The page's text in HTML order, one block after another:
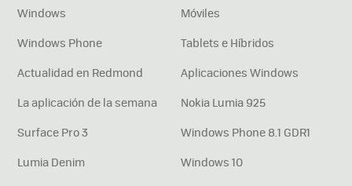
Windows
Móviles
Windows Phone
Tablets e Híbridos
Actualidad en Redmond
Aplicaciones Windows
La aplicación de la semana
Nokia Lumia 925
Surface Pro 3
Windows Phone 8.1 GDR1
Lumia Denim
Windows 10